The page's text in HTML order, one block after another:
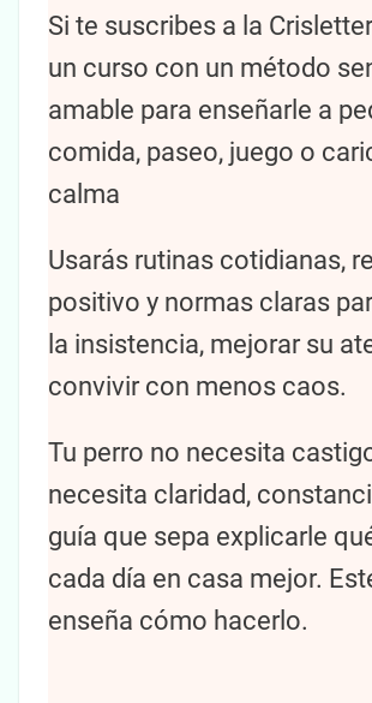
Si te suscribes a la
un curso con un método
amable para enseñarle a
comida, paseo, juego o
calma
Usarás rutinas cotidianas,
positivo y normas claras
la insistencia, mejorar su
convivir con menos caos.
Tu perro no necesita
necesita claridad,
guía que sepa explicarle
cada día en casa mejor.
enseña cómo hacerlo.